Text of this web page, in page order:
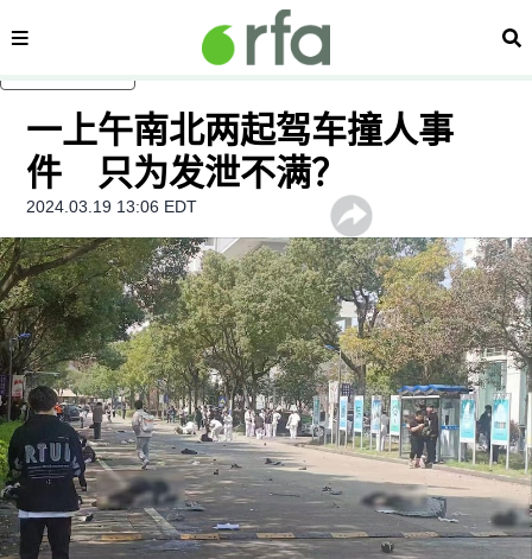
内容分类 搜
一上午南北两起驾车撞人事
件 只为发泄不满？
2024.03.19 13:06 EDT